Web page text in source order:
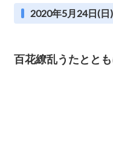
2020年5月24日(日)
百花繚乱うたととも